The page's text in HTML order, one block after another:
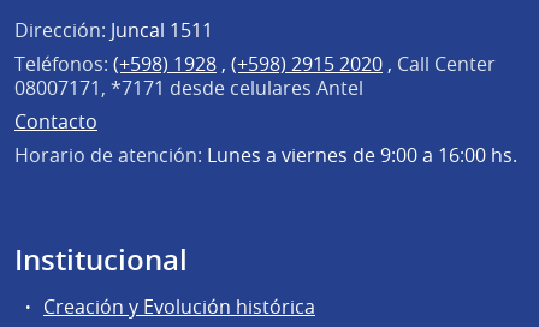
Dirección: Juncal 1511
Teléfonos: (+598) 1928 , (+598) 2915 2020 , Call Center
08007171, *7171 desde celulares Antel
Contacto
Horario de atención: Lunes a viernes de 9:00 a 16:00 hs.
Institucional
Creación y Evolución histórica